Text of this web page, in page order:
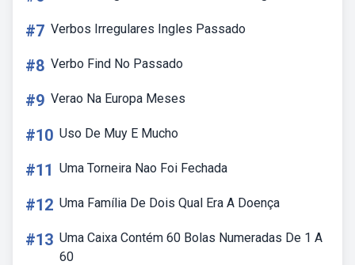
#7 Verbos Irregulares Ingles Passado
#8 Verbo Find No Passado
#9 Verao Na Europa Meses
#10 Uso De Muy E Mucho
#11 Uma Torneira Nao Foi Fechada
#12 Uma Família De Dois Qual Era A Doença
#13 Uma Caixa Contém 60 Bolas Numeradas De 1 A
60